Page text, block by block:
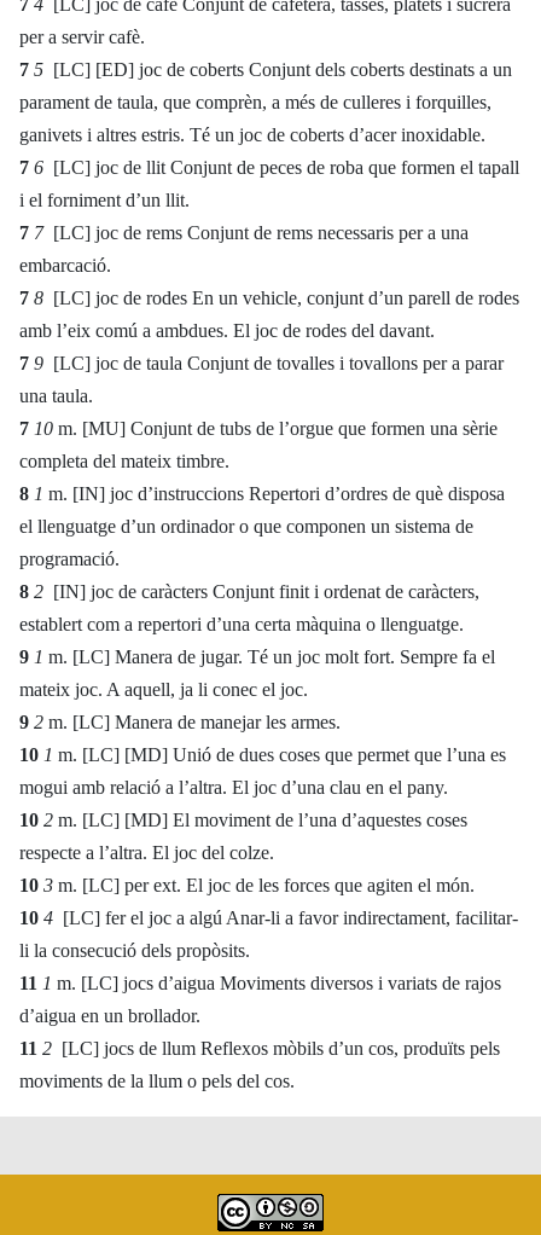
7 4 [LC] joc de cafè Conjunt de cafetera, tasses, platets i sucrera
per a servir cafè.
7 5 [LC] [ED] joc de coberts Conjunt dels coberts destinats a un
parament de taula, que comprèn, a més de culleres i forquilles,
ganivets i altres estris. Té un joc de coberts d’acer inoxidable.
7 6 [LC] joc de llit Conjunt de peces de roba que formen el tapall
i el forniment d’un llit.
7 7 [LC] joc de rems Conjunt de rems necessaris per a una
embarcació.
7 8 [LC] joc de rodes En un vehicle, conjunt d’un parell de rodes
amb l’eix comú a ambdues. El joc de rodes del davant.
7 9 [LC] joc de taula Conjunt de tovalles i tovallons per a parar
una taula.
7 10 m. [MU] Conjunt de tubs de l’orgue que formen una sèrie
completa del mateix timbre.
8 1 m. [IN] joc d’instruccions Repertori d’ordres de què disposa
el llenguatge d’un ordinador o que componen un sistema de
programació.
8 2 [IN] joc de caràcters Conjunt finit i ordenat de caràcters,
establert com a repertori d’una certa màquina o llenguatge.
9 1 m. [LC] Manera de jugar. Té un joc molt fort. Sempre fa el
mateix joc. A aquell, ja li conec el joc.
9 2 m. [LC] Manera de manejar les armes.
10 1 m. [LC] [MD] Unió de dues coses que permet que l’una es
mogui amb relació a l’altra. El joc d’una clau en el pany.
10 2 m. [LC] [MD] El moviment de l’una d’aquestes coses
respecte a l’altra. El joc del colze.
10 3 m. [LC] per ext. El joc de les forces que agiten el món.
10 4 [LC] fer el joc a algú Anar-li a favor indirectament, facilitar-
li la consecució dels propòsits.
11 1 m. [LC] jocs d’aigua Moviments diversos i variats de rajos
d’aigua en un brollador.
11 2 [LC] jocs de llum Reflexos mòbils d’un cos, produïts pels
moviments de la llum o pels del cos.